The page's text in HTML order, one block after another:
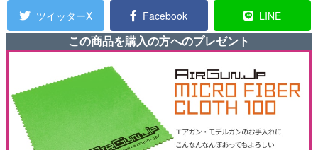
ツイッターX
Facebook LINE
この商品を購入の方へのプレゼント